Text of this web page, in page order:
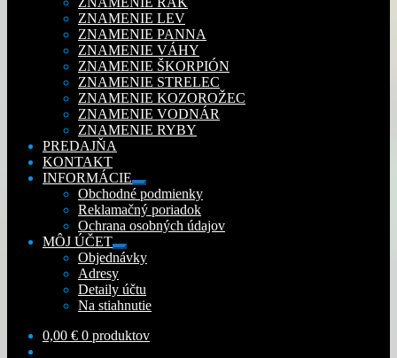
ZNAMENIE LEV
ZNAMENIE PANNA
ZNAMENIE VÁHY
ZNAMENIE ŠKORPIÓN
ZNAMENIE STRELEC
ZNAMENIE KOZOROŽEC
ZNAMENIE VODNÁR
ZNAMENIE RYBY
PREDAJŇA
KONTAKT
INFORMÁCIE
Rozbaliť
podradené
menu
Obchodné podmienky
Reklamačný poriadok
Ochrana osobných údajov
MÔJ ÚČET
Rozbaliť
podradené
Objednávky
Adresy
Detaily účtu
Na stiahnutie
0,00 € 0 produktov